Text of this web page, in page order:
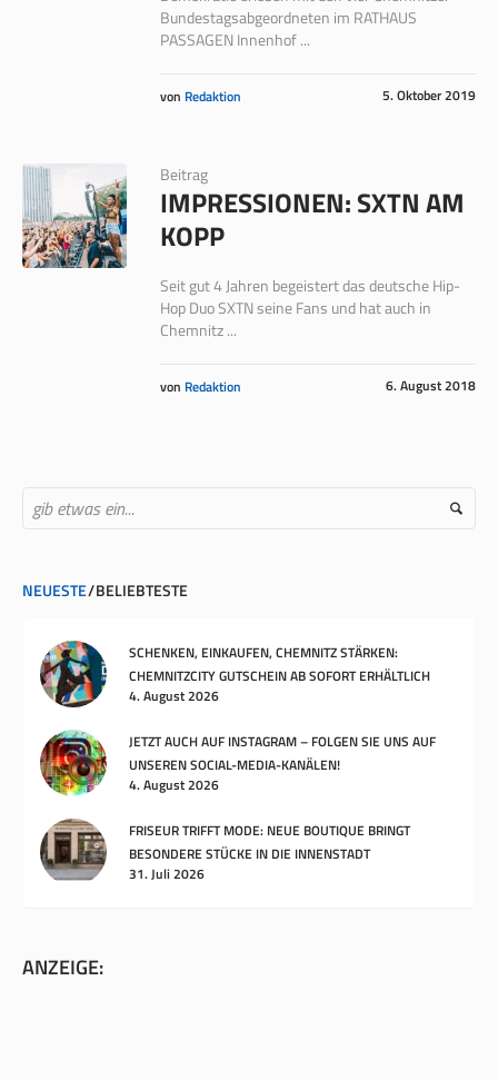
Bundestagsabgeordneten im RATHAUS
PASSAGEN Innenhof ...
5. Oktober 2019
von Redaktion
Beitrag
IMPRESSIONEN: SXTN AM
KOPP
Seit gut 4 Jahren begeistert das deutsche Hip-
Hop Duo SXTN seine Fans und hat auch in
Chemnitz ...
6. August 2018
von Redaktion
NEUESTE BELIEBTESTE
SCHENKEN, EINKAUFEN, CHEMNITZ STÄRKEN:
CHEMNITZCITY GUTSCHEIN AB SOFORT ERHÄLTLICH
4. August 2026
JETZT AUCH AUF INSTAGRAM – FOLGEN SIE UNS AUF
UNSEREN SOCIAL-MEDIA-KANÄLEN!
4. August 2026
FRISEUR TRIFFT MODE: NEUE BOUTIQUE BRINGT
BESONDERE STÜCKE IN DIE INNENSTADT
31. Juli 2026
ANZEIGE: